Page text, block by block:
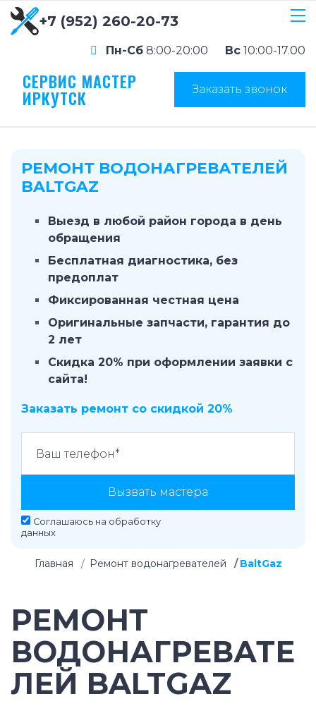
+7 (952) 260-20-73
Пн-Сб 8:00-20:00 Вс 10:00-17.00
СЕРВИС МАСТЕР
ИРКУТСК Заказать звонок
РЕМОНТ ВОДОНАГРЕВАТЕЛЕЙ
BALTGAZ
Выезд в любой район города в день
обращения
Бесплатная диагностика, без
предоплат
Фиксированная честная цена
Оригинальные запчасти, гарантия до
2 лет
Скидка 20% при оформлении заявки с
сайта!
Заказать ремонт со скидкой 20%
Вызвать мастера
Соглашаюсь на обработку
данных
Главная Ремонт водонагревателей BaltGaz
РЕМОНТ
ВОДОНАГРЕВАТЕ
ЛЕЙ BALTGAZ